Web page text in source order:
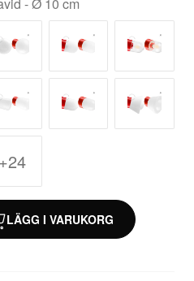
+24
LÄGG I VARUKORG